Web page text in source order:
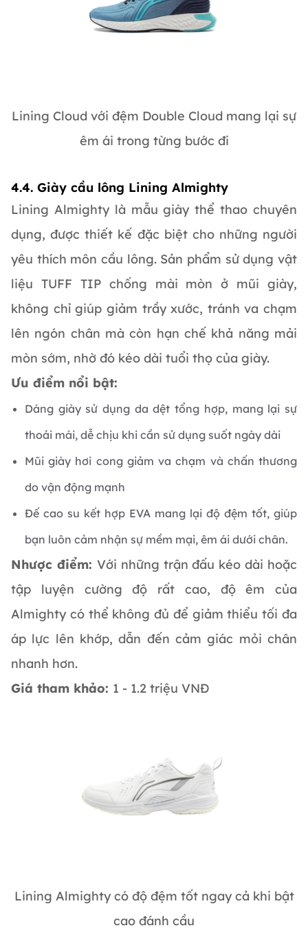
Lining Cloud với đệm Double Cloud mang lại sự
êm ái trong từng bước đi
4.4. Giày cầu lông Lining Almighty
Lining Almighty là mẫu giày thể thao chuyên
dụng, được thiết kế đặc biệt cho những người
yêu thích môn cầu lông. Sản phẩm sử dụng vật
liệu TUFF TIP chống mài mòn ở mũi giày,
không chỉ giúp giảm trầy xước, tránh va chạm
lên ngón chân mà còn hạn chế khả năng mải
mòn sớm, nhờ đó kéo dài tuổi thọ của giày.
Ưu điểm nổi bật:
Dáng giày sử dụng da dệt tổng hợp, mang lại sự
thoải mái, dễ chịu khi cần sử dụng suốt ngày dài
Mũi giày hơi cong giảm va chạm và chấn thương
do vận động mạnh
Đế cao su kết hợp EVA mang lại độ đệm tốt, giúp
bạn luôn cảm nhận sự mềm mại, êm ái dưới chân.
Nhược điểm: Với những trận đấu kéo dài hoặc
tập luyện cường độ rất cao, độ êm của
Almighty có thể không đủ để giảm thiểu tối đa
áp lực lên khớp, dẫn đến cảm giác mỏi chân
nhanh hơn.
Giá tham khảo: 1 - 1.2 triệu VNĐ
Lining Almighty có độ đệm tốt ngay cả khi bật
cao đánh cầu